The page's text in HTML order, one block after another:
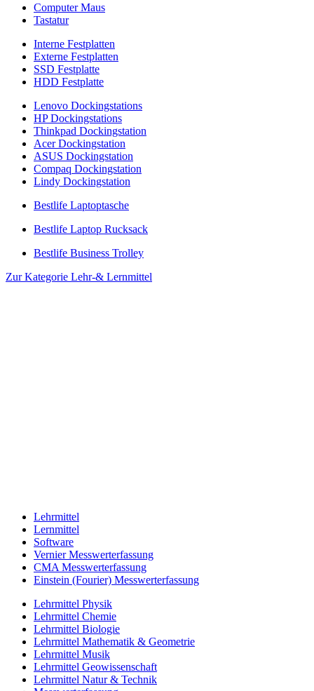
Computer Maus
Tastatur
Interne Festplatten
Externe Festplatten
SSD Festplatte
HDD Festplatte
Lenovo Dockingstations
HP Dockingstations
Thinkpad Dockingstation
Acer Dockingstation
ASUS Dockingstation
Compaq Dockingstation
Lindy Dockingstation
Bestlife Laptoptasche
Bestlife Laptop Rucksack
Bestlife Business Trolley
Zur Kategorie Lehr-& Lernmittel
Lehrmittel
Lernmittel
Software
Vernier Messwerterfassung
CMA Messwerterfassung
Einstein (Fourier) Messwerterfassung
Lehrmittel Physik
Lehrmittel Chemie
Lehrmittel Biologie
Lehrmittel Mathematik & Geometrie
Lehrmittel Musik
Lehrmittel Geowissenschaft
Lehrmittel Natur & Technik